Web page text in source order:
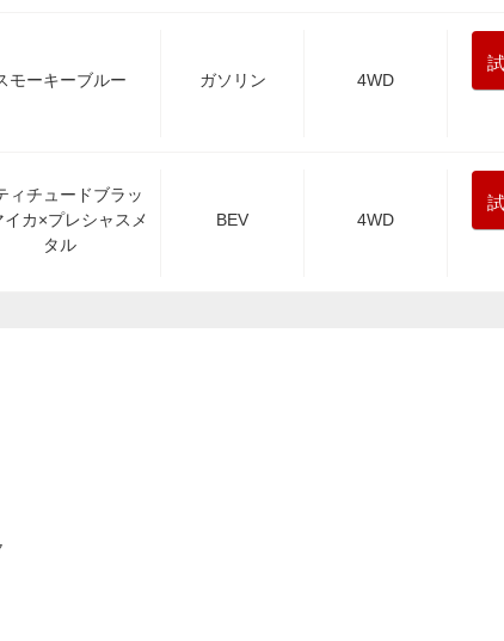
モーキーブルー ガソリン 4WD
ィチュードブラッ
イカ×プレシャスメ
タル
BEV 4WD